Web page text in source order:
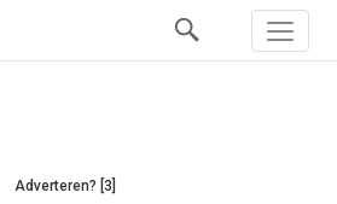
Adverteren? [3]